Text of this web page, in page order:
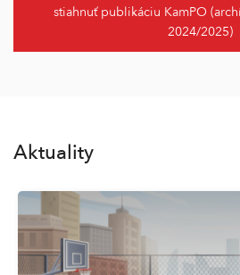
stiahnuť publikáciu KamPO
2024/2025)
Aktuality